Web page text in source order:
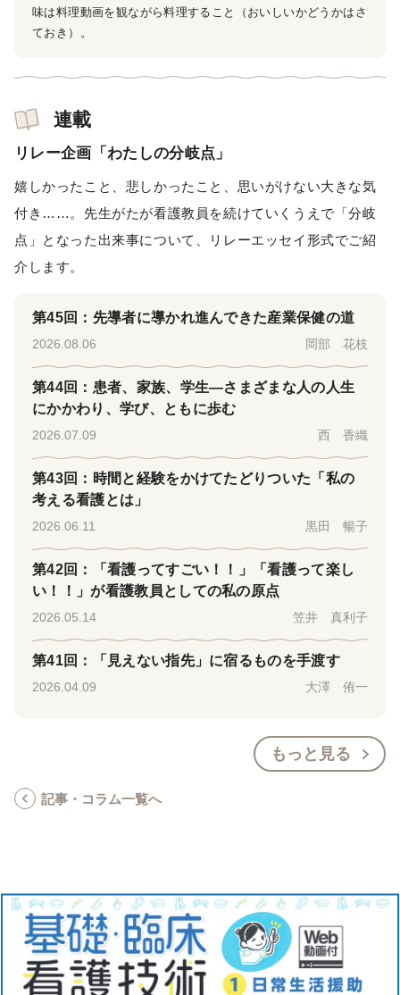
味は料理動画を観ながら料理すること（おいしいかどうかはさ
ておき）。
連載
リレー企画「わたしの分岐点」
嬉しかったこと、悲しかったこと、思いがけない大きな気
付き……。先生がたが看護教員を続けていくうえで「分岐
点」となった出来事について、リレーエッセイ形式でご紹
介します。
第45回：先導者に導かれ進んできた産業保健の道
2026.08.06 岡部 花枝
第44回：患者、家族、学生―さまざまな人の人生
にかかわり、学び、ともに歩む
2026.07.09 西 香織
第43回：時間と経験をかけてたどりついた「私の
考える看護とは」
2026.06.11 黒田 暢子
第42回：「看護ってすごい！！」「看護って楽し
い！！」が看護教員としての私の原点
2026.05.14 笠井 真利子
第41回：「見えない指先」に宿るものを手渡す
2026.04.09 大澤 侑一
もっと見る
記事・コラム一覧へ